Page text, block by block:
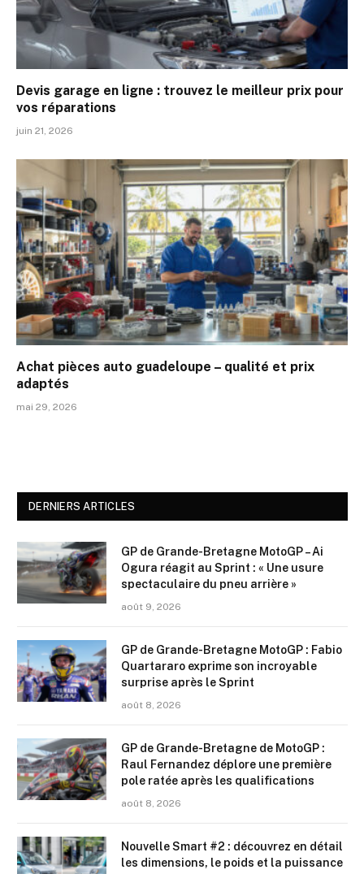
Devis garage en ligne : trouvez le meilleur prix pour
vos réparations
juin 21, 2026
Achat pièces auto guadeloupe – qualité et prix
adaptés
mai 29, 2026
DERNIERS ARTICLES
GP de Grande-Bretagne MotoGP – Ai
Ogura réagit au Sprint : « Une usure
spectaculaire du pneu arrière »
août 9, 2026
GP de Grande-Bretagne MotoGP : Fabio
Quartararo exprime son incroyable
surprise après le Sprint
août 8, 2026
GP de Grande-Bretagne de MotoGP :
Raul Fernandez déplore une première
pole ratée après les qualifications
août 8, 2026
Nouvelle Smart #2 : découvrez en détail
les dimensions, le poids et la puissance